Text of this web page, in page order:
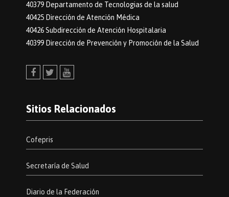
40379 Departamento de Tecnologias de la salud
40425 Dirección de Atención Médica
40426 Subdirección de Atención Hospitalaria
40399 Dirección de Prevención y Promoción de la Salud
Sitios Relacionados
Cofepris
Secretaría de Salud
Diario de la Federación